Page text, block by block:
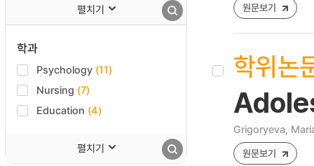
펼치기
학과
Psychology (11)
Nursing (7)
Education (4)
펼치기
원문보기
학위논
Grigoryeva,
원문보기